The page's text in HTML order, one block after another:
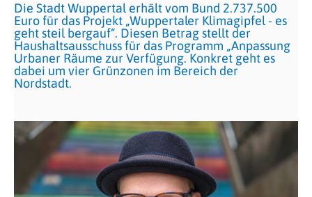
Die Stadt Wuppertal erhält vom Bund 2.737.500
Euro für das Projekt „Wuppertaler Klimagipfel - es
geht steil bergauf“. Diesen Betrag stellt der
Haushaltsausschuss für das Programm „Anpassung
Urbaner Räume zur Verfügung. Konkret geht es
dabei um vier Grünzonen im Bereich der
Nordstadt.